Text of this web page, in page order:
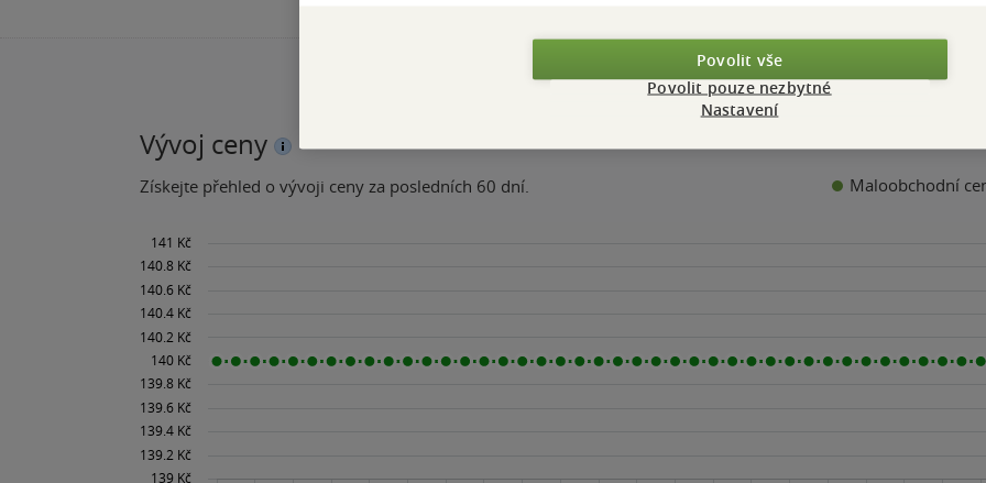
Vývoj ceny
Získejte přehled o vývoji ceny za posledních 60 dní. Maloobchodní
Povolit vše
Povolit pouze nezbytné
Nastavení